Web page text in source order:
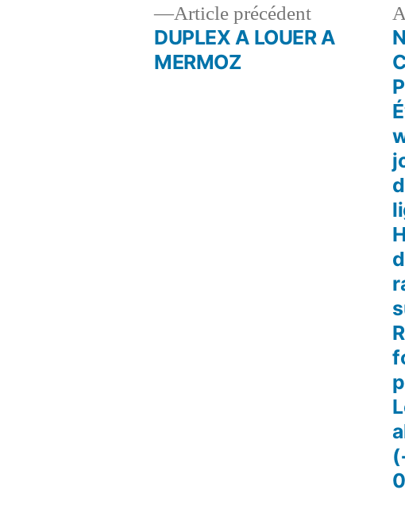
Navigation
Article précédentArticle
précédent :
DUPLEX A LOUER A
MERMOZ